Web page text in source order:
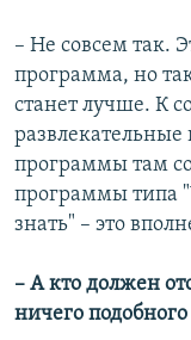
– Не совсем так.
программа, но
станет лучше. К
программы там
программы типа
знать" – это
– А кто должен
ничего